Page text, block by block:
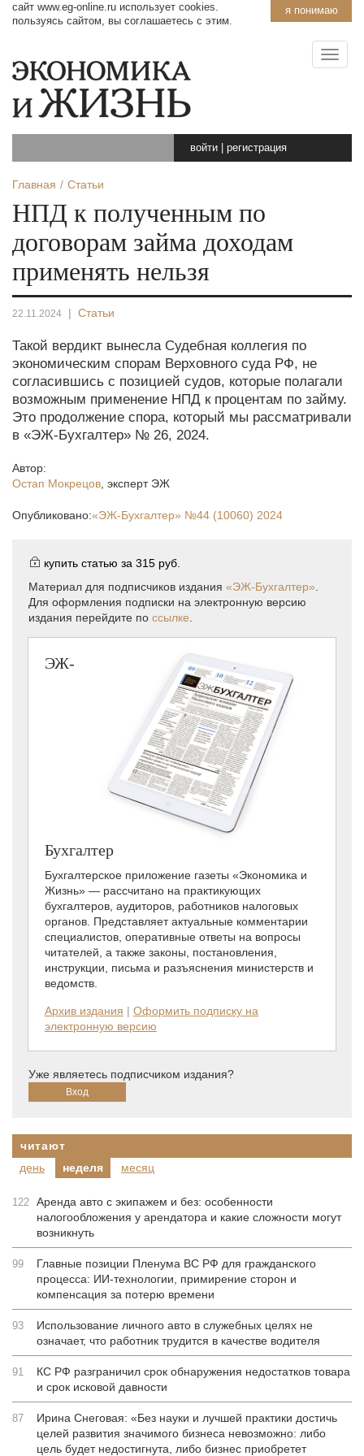
я понимаю
сайт www.eg-online.ru использует cookies.
пользуясь сайтом, вы соглашаетесь с этим.
войти регистрация
Главная Статьи
НПД к полученным по
договорам займа доходам
применять нельзя
22.11.2024 | Статьи
Такой вердикт вынесла Судебная коллегия по
экономическим спорам Верховного суда РФ, не
согласившись с позицией судов, которые полагали
возможным применение НПД к процентам по займу.
Это продолжение спора, который мы рассматривали
в «ЭЖ-Бухгалтер» № 26, 2024.
Автор:
Остап Мокрецов эксперт ЭЖ
Опубликовано:«ЭЖ-Бухгалтер» №44 (10060) 2024
купить статью за 315 руб.
Материал для подписчиков издания «ЭЖ-Бухгалтер»
Для оформления подписки на электронную версию
издания перейдите по ссылке
ЭЖ-
Бухгалтер
Бухгалтерское приложение газеты «Экономика и
Жизнь» — рассчитано на практикующих
бухгалтеров, аудиторов, работников налоговых
органов. Представляет актуальные комментарии
специалистов, оперативные ответы на вопросы
читателей, а также законы, постановления,
инструкции, письма и разъяснения министерств и
ведомств.
Архив издания | Оформить подписку на
электронную версию
Уже являетесь подписчиком издания?
читают
день
неделя месяц
122 Аренда авто с экипажем и без: особенности
налогообложения у арендатора и какие сложности могут
возникнуть
99
Главные позиции Пленума ВС РФ для гражданского
процесса: ИИ-технологии, примирение сторон и
компенсация за потерю времени
93
Использование личного авто в служебных целях не
означает, что работник трудится в качестве водителя
91
КС РФ разграничил срок обнаружения недостатков товара
и срок исковой давности
87
Ирина Снеговая: «Без науки и лучшей практики достичь
целей развития значимого бизнеса невозможно: либо
цель будет недостигнута, либо бизнес приобретет